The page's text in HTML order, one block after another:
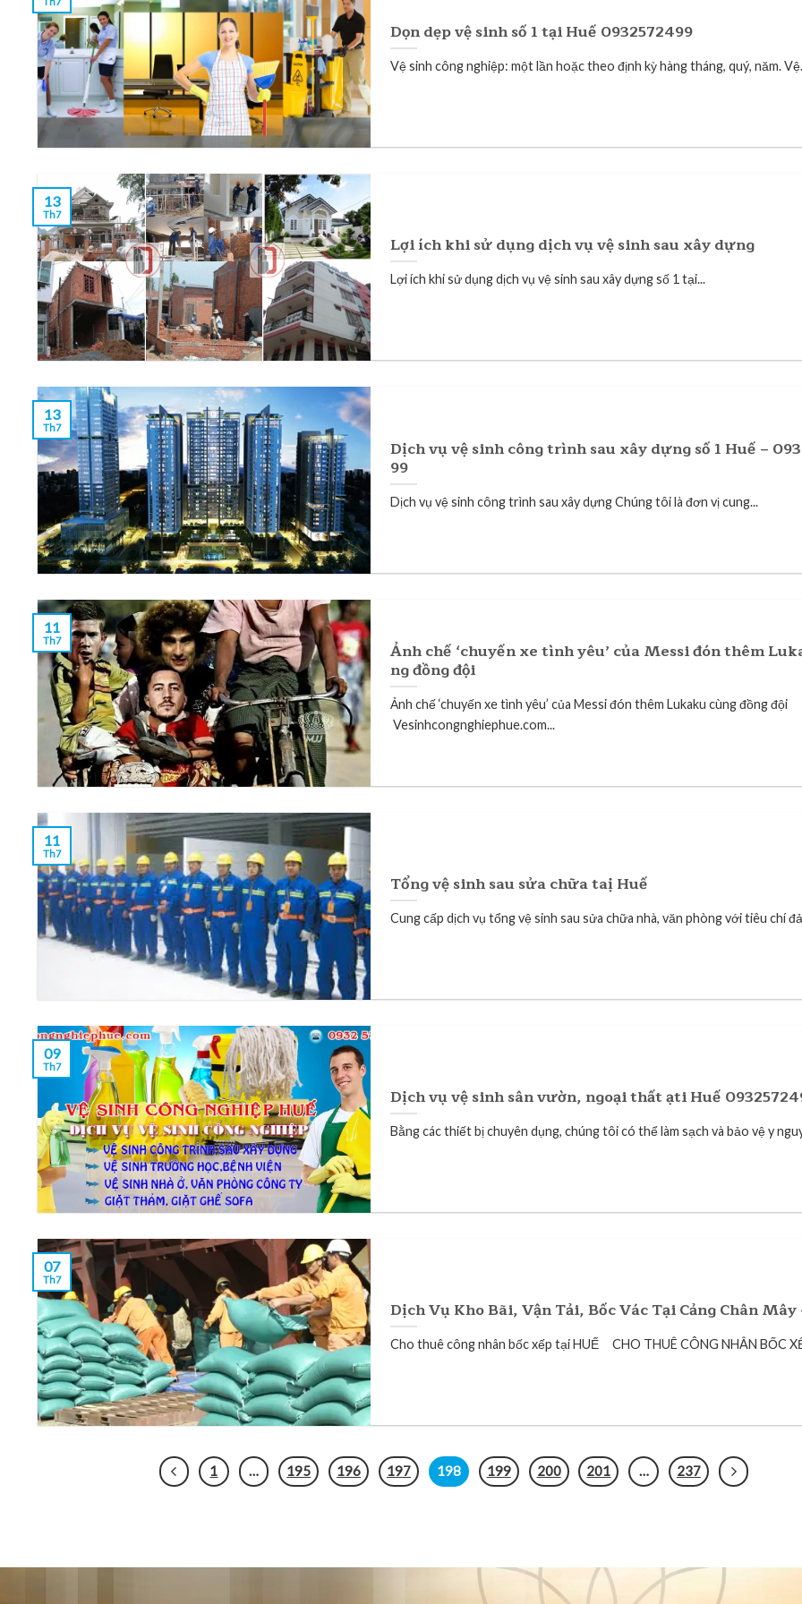
Dọn dẹp vệ sinh số 1 tại Huế 0932572499
Vệ sinh công nghiệp: một lần hoặc theo định kỳ hàng tháng, quý, năm.
Lợi ích khi sử dụng dịch vụ vệ sinh sau xây dựng
Lợi ích khi sử dụng dịch vụ vệ sinh sau xây dựng số 1 tại...
13
Th7
Dịch vụ vệ sinh công trình sau xây dựng số 1 Huế –
99
Dịch vụ vệ sinh công trình sau xây dựng Chúng tôi là đơn vị cung...
13
Th7
Ảnh chế ‘chuyến xe tình yêu’ của Messi đón thêm
ng đồng đội
Ảnh chế ‘chuyến xe tình yêu’ của Messi đón thêm Lukaku cùng đồng đội
Vesinhcongnghiephue.com...
11
Th7
Tổng vệ sinh sau sửa chữa taị Huế
Cung cấp dịch vụ tổng vệ sinh sau sửa chữa nhà, văn phòng với tiêu chí
11
Th7
Dịch vụ vệ sinh sân vườn, ngoại thất ạti Huế
Bằng các thiết bị chuyên dụng, chúng tôi có thể làm sạch và bảo vệ y
09
Th7
Dịch Vụ Kho Bãi, Vận Tải, Bốc Vác Tại Cảng Chân Mây
Cho thuê công nhân bốc xếp tại HUẾ CHO THUÊ CÔNG NHÂN BỐC
07
Th7
1 … 195 196 197 198 199 200 201 … 237